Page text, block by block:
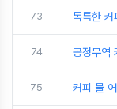
73 독특한
74 공정무역
75 커피 물